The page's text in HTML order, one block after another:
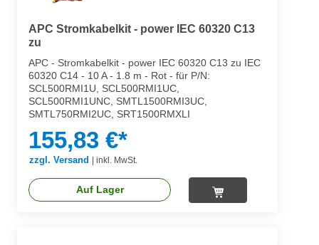
APC Stromkabelkit - power IEC 60320 C13
zu
APC - Stromkabelkit - power IEC 60320 C13 zu IEC
60320 C14 - 10 A - 1.8 m - Rot - für P/N:
SCL500RMI1U, SCL500RMI1UC,
SCL500RMI1UNC, SMTL1500RMI3UC,
SMTL750RMI2UC, SRT1500RMXLI
155,83 €*
zzgl. Versand inkl. MwSt.
Auf Lager